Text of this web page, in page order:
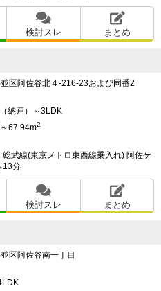
検討スレ まとめ
区阿佐谷北４-216-23および同番2
納戸）～3LDK
～67.94m2
総武線(東京メトロ東西線乗入れ) 阿佐ケ
13分
検討スレ まとめ
区阿佐谷南一丁目